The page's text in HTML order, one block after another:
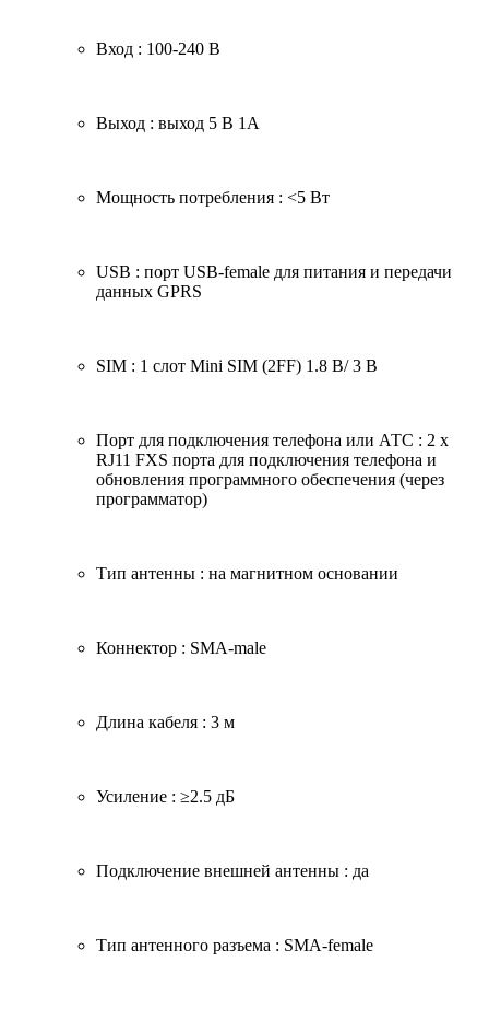
Вход : 100­-240 В
Выход : выход 5 В 1А
Мощность потребления : <5 Вт
USB : порт USB-­female для питания и передачи
данных GPRS
SIM : 1 слот Mini SIM (2FF) 1.8 В/ 3 В
Порт для подключения телефона или АТС : 2 х
RJ11 FXS­ порта для подключения телефона и
обновления программного обеспечения (через
программатор)
Тип антенны : на магнитном основании
Коннектор : SMA­-male
Длина кабеля : 3 м
Усиление : ≥2.5 дБ
Подключение внешней антенны : да
Тип антенного разъема : SMA­-female